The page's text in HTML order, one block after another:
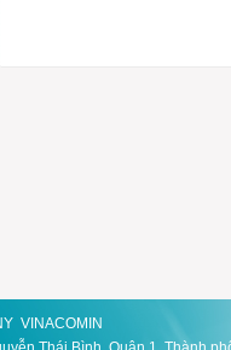
VINACOMIN